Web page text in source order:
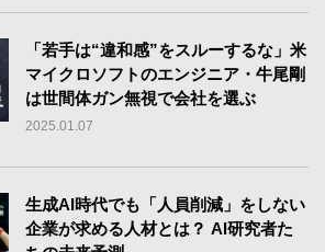
「若手は“違和感”をスルーするな」米
マイクロソフトのエンジニア・牛尾剛
は世間体ガン無視で会社を選ぶ
2025.01.07
生成AI時代でも「人員削減」をしない
企業が求める人材とは？ AI研究者た